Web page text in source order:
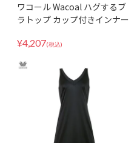
ワコール Wacoal ハグするブ
ラトップ カップ付きインナー
イズ CLB759
¥4,207(税込)